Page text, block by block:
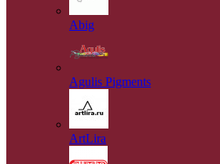
Abig
Agulis Pigments
ArtLira